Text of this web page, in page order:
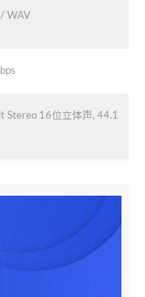
WAV
Stereo 16位立体声, 44.1